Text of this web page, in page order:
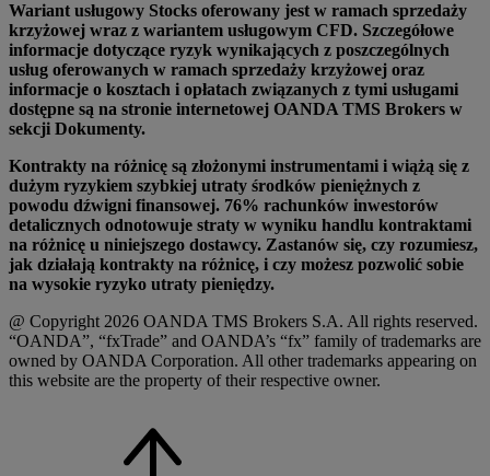
Wariant usługowy Stocks oferowany jest w ramach sprzedaży
krzyżowej wraz z wariantem usługowym CFD. Szczegółowe
informacje dotyczące ryzyk wynikających z poszczególnych
usług oferowanych w ramach sprzedaży krzyżowej oraz
informacje o kosztach i opłatach związanych z tymi usługami
dostępne są na stronie internetowej OANDA TMS Brokers w
sekcji Dokumenty.
Kontrakty na różnicę są złożonymi instrumentami i wiążą się z
dużym ryzykiem szybkiej utraty środków pieniężnych z
powodu dźwigni finansowej. 76% rachunków inwestorów
detalicznych odnotowuje straty w wyniku handlu kontraktami
na różnicę u niniejszego dostawcy. Zastanów się, czy rozumiesz,
jak działają kontrakty na różnicę, i czy możesz pozwolić sobie
na wysokie ryzyko utraty pieniędzy.
@ Copyright 2026 OANDA TMS Brokers S.A. All rights reserved.
“OANDA”, “fxTrade” and OANDA’s “fx” family of trademarks are
owned by OANDA Corporation. All other trademarks appearing on
this website are the property of their respective owner.